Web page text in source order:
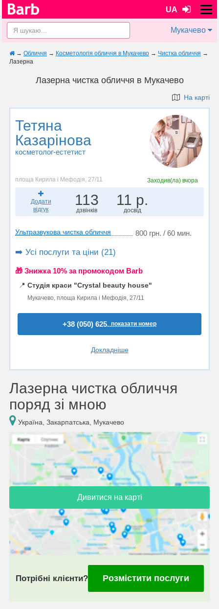
UA
Мукачево
→ Обличчя → Косметологія обличчя в Мукачево → Чистка обличчя →
Лазерна
Лазерна чистка обличчя в Мукачево
На карті
Тетяна
Казарінова
косметолог-естетист
площа Кирила і Мефодія, 27/11 Заходив(ла) вчора
Додати
відгук
113
дзвінків
11 р.
досвід
Ультразвукова чистка обличчя 800 грн. / 60 мин.
➡️ Усі послуги та ціни (21)
🎁 Знижка 10% за промокодом Barb
📍 Студія краси "Crystal beauty house"
Мукачево, площа Кирила і Мефодія, 27/11
+38 (050) 625..показати номер
Докладніше
Лазерна чистка обличчя
поряд зі мною
Україна, Закарпатська, Мукачево
Дивитися на карті
Потрібні клієнти? Розмістити послуги